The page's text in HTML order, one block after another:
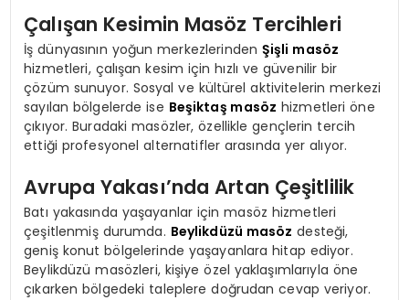
Çalışan Kesimin Masöz Tercihleri
İş dünyasının yoğun merkezlerinden Şişli masöz
hizmetleri, çalışan kesim için hızlı ve güvenilir bir
çözüm sunuyor. Sosyal ve kültürel aktivitelerin merkezi
sayılan bölgelerde ise Beşiktaş masöz hizmetleri öne
çıkıyor. Buradaki masözler, özellikle gençlerin tercih
ettiği profesyonel alternatifler arasında yer alıyor.
Avrupa Yakası’nda Artan Çeşitlilik
Batı yakasında yaşayanlar için masöz hizmetleri
çeşitlenmiş durumda. Beylikdüzü masöz desteği,
geniş konut bölgelerinde yaşayanlara hitap ediyor.
Beylikdüzü masözleri, kişiye özel yaklaşımlarıyla öne
çıkarken bölgedeki taleplere doğrudan cevap veriyor.